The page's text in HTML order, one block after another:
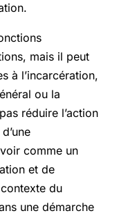
mais il peut
à l’incarcération,
ou la
réduire l’action
comme un
et de
du
une démarche